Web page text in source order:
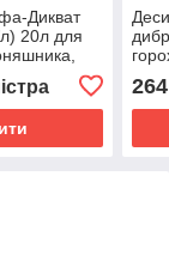
Дикват
20л для
зернових
264